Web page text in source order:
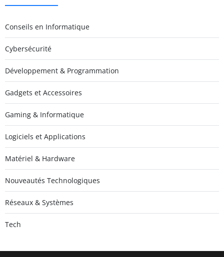
Conseils en Informatique
Cybersécurité
Développement & Programmation
Gadgets et Accessoires
Gaming & Informatique
Logiciels et Applications
Matériel & Hardware
Nouveautés Technologiques
Réseaux & Systèmes
Tech